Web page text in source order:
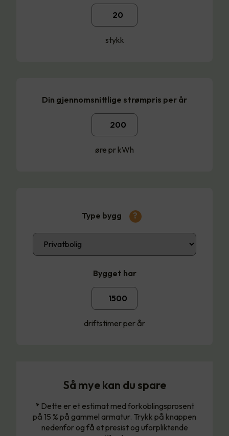
stykk
Din gjennomsnittlige strømpris per år
øre pr kWh
Type bygg ?
Bygget har
driftstimer per år
Så mye kan du spare
* Dette er et estimat med forkoblingsprosent
på 15 % på gammel armatur. Trykk på knappen
nedenfor og få et presist og uforpliktende